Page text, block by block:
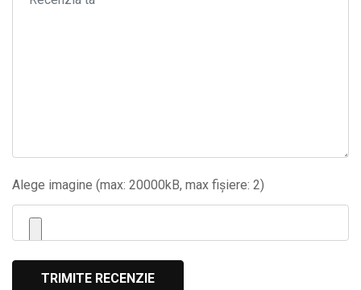
Alege imagine (max: 20000kB, max fișiere: 2)